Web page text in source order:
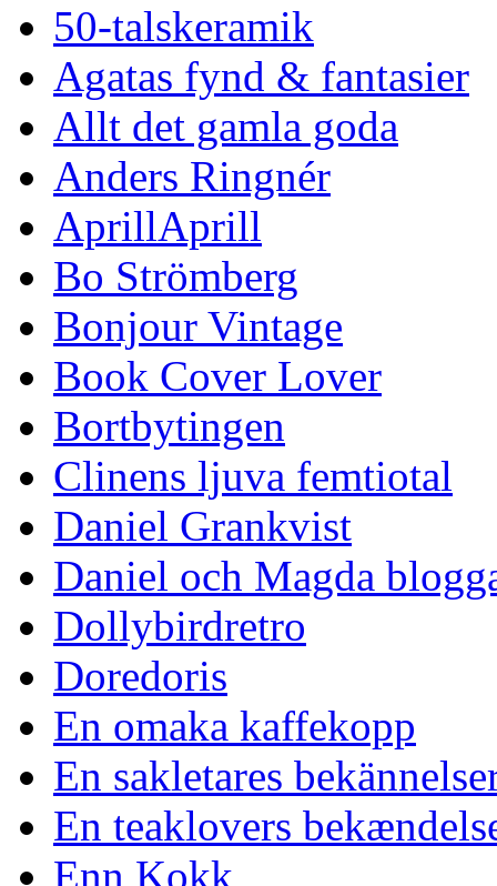
50-talskeramik
Agatas fynd & fantasier
Allt det gamla goda
Anders Ringnér
AprillAprill
Bo Strömberg
Bonjour Vintage
Book Cover Lover
Bortbytingen
Clinens ljuva femtiotal
Daniel Grankvist
Daniel och Magda
Dollybirdretro
Doredoris
En omaka kaffekopp
En sakletares
En teaklovers
Enn Kokk